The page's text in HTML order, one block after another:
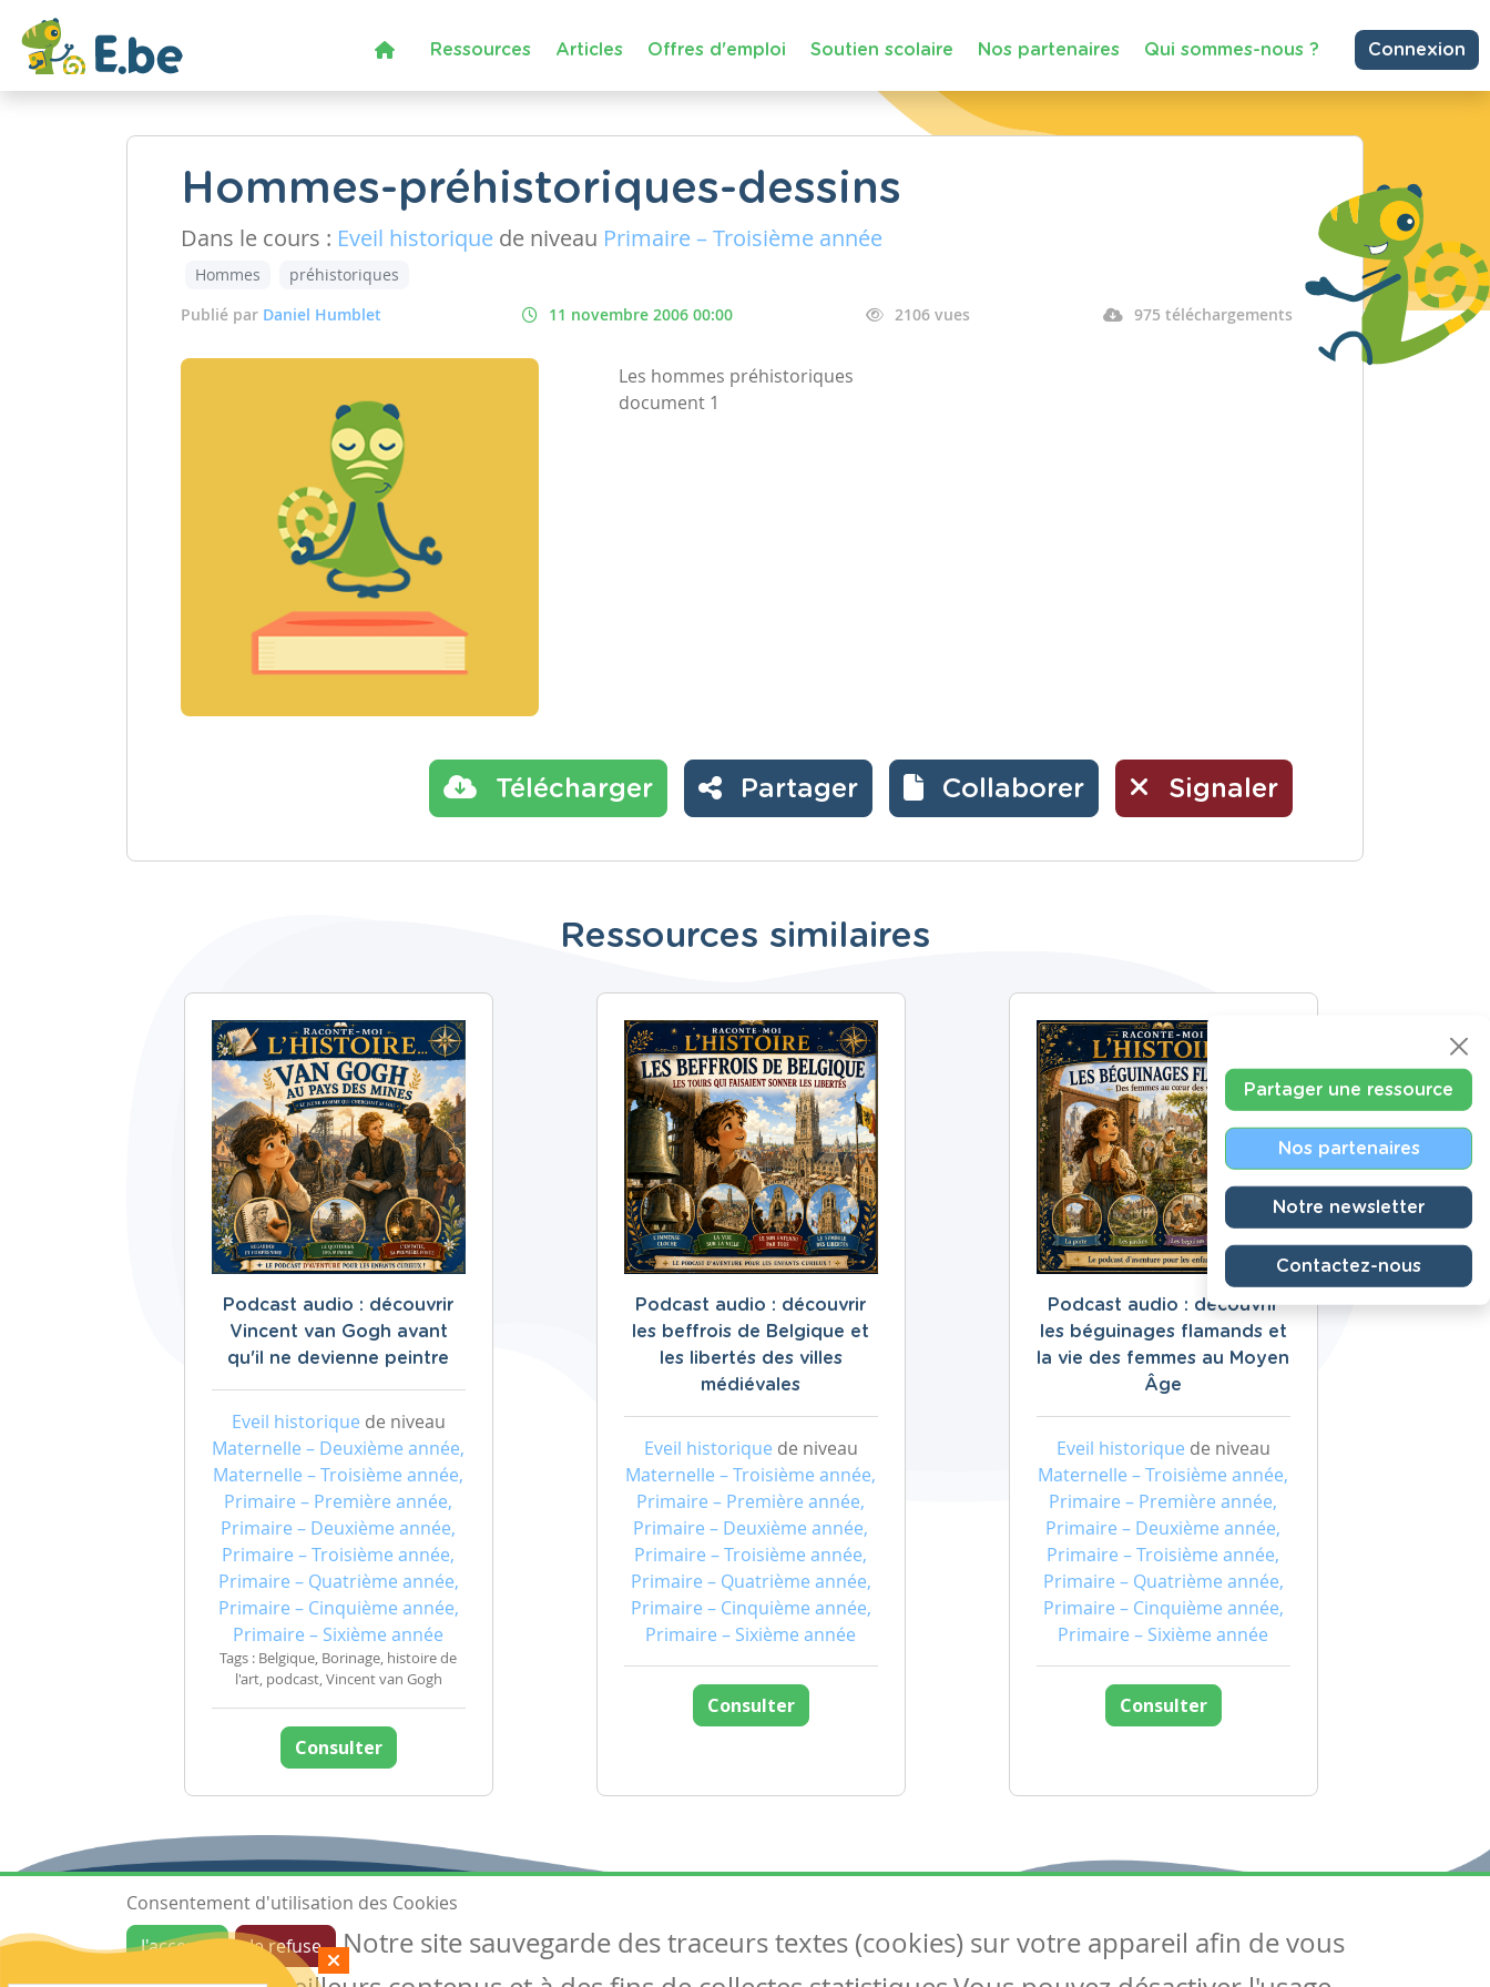
Ressources Articles Offres d'emploi Soutien scolaire Nos partenaires Qui sommes-nous ? Connexion
Hommes-préhistoriques-dessins
Dans le cours : Eveil historique de niveau Primaire – Troisième année
Hommes
préhistoriques
Publié par Daniel Humblet 11 novembre 2006 00:00 2106 vues 975 téléchargements
Les hommes préhistoriques
document 1
Télécharger Partager Collaborer Signaler
Ressources similaires
Podcast audio : découvrir
Vincent van Gogh avant
qu'il ne devienne peintre
Eveil historique de niveau
Maternelle – Deuxième année,
Maternelle – Troisième année,
Primaire – Première année,
Primaire – Deuxième année,
Primaire – Troisième année,
Primaire – Quatrième année,
Primaire – Cinquième année,
Primaire – Sixième année
Tags : Belgique, Borinage, histoire de
l'art, podcast, Vincent van Gogh
Consulter
Podcast audio : découvrir
les beffrois de Belgique et
les libertés des villes
médiévales
Eveil historique de niveau
Maternelle – Troisième année,
Primaire – Première année,
Primaire – Deuxième année,
Primaire – Troisième année,
Primaire – Quatrième année,
Primaire – Cinquième année,
Primaire – Sixième année
Consulter
Podcast audio : découvrir
les béguinages flamands et
la vie des femmes au Moyen
Âge
Eveil historique de niveau
Maternelle – Troisième année,
Primaire – Première année,
Primaire – Deuxième année,
Primaire – Troisième année,
Primaire – Quatrième année,
Primaire – Cinquième année,
Primaire – Sixième année
Consulter
Partager une ressource
Nos partenaires
Notre newsletter
Contactez-nous
Ressources Articles Suivez-nous
Consentement d'utilisation des Cookies
J'accepte
Je refuse
Notre site sauvegarde des traceurs textes (cookies) sur votre appareil afin de vous